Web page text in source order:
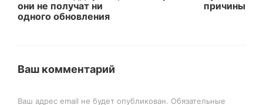
они не получат ни
одного обновления
причины
Ваш комментарий
Ваш адрес email не будет опубликован. Обязательные